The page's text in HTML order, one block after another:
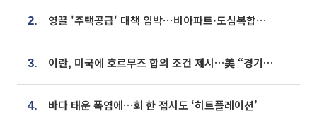
2. 영끌 '주택공급' 대책 임박⋯비아파트·도심복합까지 총동원
3. 이란, 미국에 호르무즈 합의 조건 제시…美 “경기 아직 안 끝나” [종합]
4. 바다 태운 폭염에…회 한 접시도 ‘히트플레이션’